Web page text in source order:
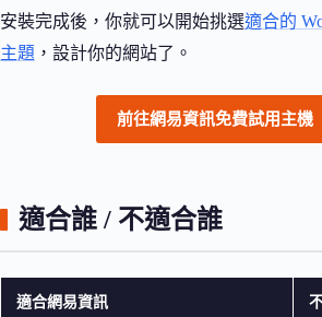
安裝完成後，你就可以開始挑選適合的
主題 ，設計你的網站了。
前往網易資訊免費試用主機
適合誰 / 不適合誰
適合網易資訊